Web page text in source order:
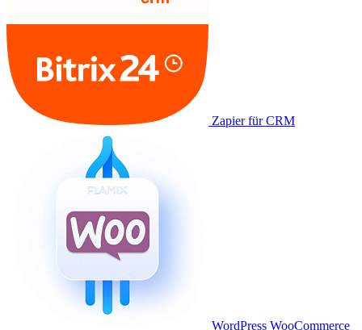
Zapier für CRM
WordPress WooCommerce